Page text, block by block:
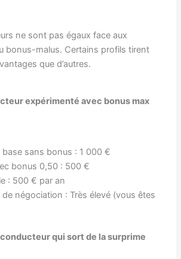
ne sont pas égaux face aux
bonus-malus. Certains profils tirent
que d’autres.
expérimenté avec bonus max
base sans bonus : 1 000 €
bonus 0,50 : 500 €
: 500 € par an
de négociation : Très élevé (vous êtes
qui sort de la surprime